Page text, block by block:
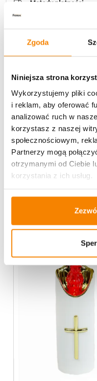
Zgoda
Niniejsza strona
Wykorzystujemy pliki
i reklam, aby oferować
analizować ruch w
korzystasz z naszej
społecznościowym,
Partnerzy mogą
otrzymanymi od Ciebie
korzystania z ich usług.
Potrzebujesz
hurtownii
Przejdź do
Metody płatności
Specyfikacja
Opinie klientów
Więcej z kategorii